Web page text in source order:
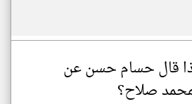
قال حسام حسن عن
صلاح؟